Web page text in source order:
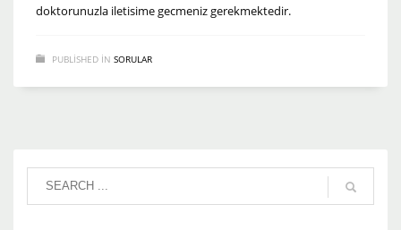
doktorunuzla iletisime gecmeniz gerekmektedir.
PUBLISHED IN SORULAR